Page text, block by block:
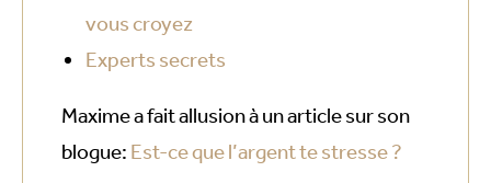
vous croyez
Experts secrets
Maxime a fait allusion à un article sur son
blogue: Est-ce que l’argent te stresse ?